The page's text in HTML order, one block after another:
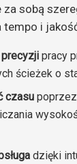
za sobą
tempo i
pracy
ścieżek o
czasu
dzięki